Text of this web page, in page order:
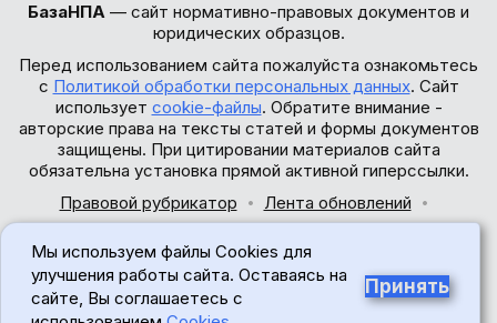
БазаНПА — сайт нормативно-правовых документов и
юридических образцов.
Перед использованием сайта пожалуйста ознакомьтесь
с Политикой обработки персональных данных. Сайт
использует cookie-файлы. Обратите внимание -
авторские права на тексты статей и формы документов
защищены. При цитировании материалов сайта
обязательна установка прямой активной гиперссылки.
Правовой рубрикатор
Лента обновлений
© 2017-2026
18+
Мы используем файлы Cookies для
улучшения работы сайта. Оставаясь на
сайте, Вы соглашаетесь с
Принять